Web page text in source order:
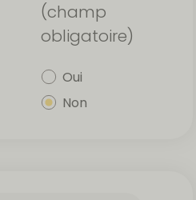
(champ
obligatoire)
Oui
Non